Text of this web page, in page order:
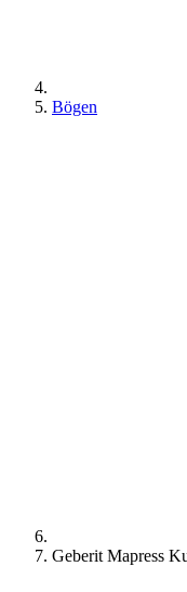
Bögen
Geberit Mapress